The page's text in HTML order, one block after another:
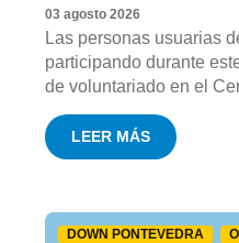
03 agosto 2026
Las personas usuarias
participando durante
de voluntariado en el
LEER MÁS
DOWN PONTEVEDRA